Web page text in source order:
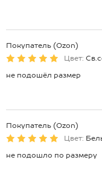
Покупатель (Ozon)
Цвет:
не подошёл размер
Покупатель (Ozon)
Цвет:
не подошло по размеру